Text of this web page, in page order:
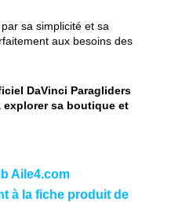
sa simplicité et sa
aux besoins des
DaVinci Paragliders
sa boutique et
Aile4.com
à la fiche produit de